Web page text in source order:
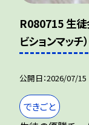
R080715 生徒
ビションマッチ）
公開日 2026/07/15
できごと